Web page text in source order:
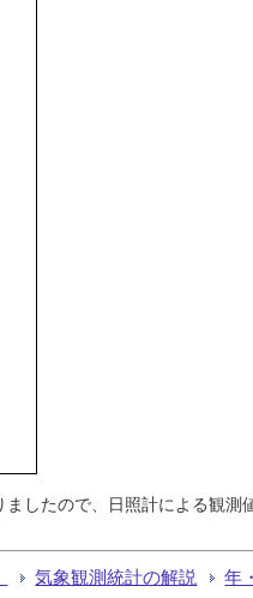
したので、日照計による観測
気象観測統計の解説 年